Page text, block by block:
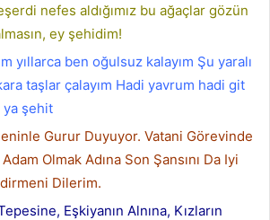
nefes aldığımız bu ağaçlar gözün
ey şehidim!
yıllarca ben oğulsuz kalayım Şu yaralı
taşlar çalayım Hadi yavrum hadi git
ya şehit
Gurur Duyuyor. Vatani Görevinde
Adam Olmak Adına Son Şansını Da Iyi
Dilerim.
Eşkiyanın Alnına, Kızların